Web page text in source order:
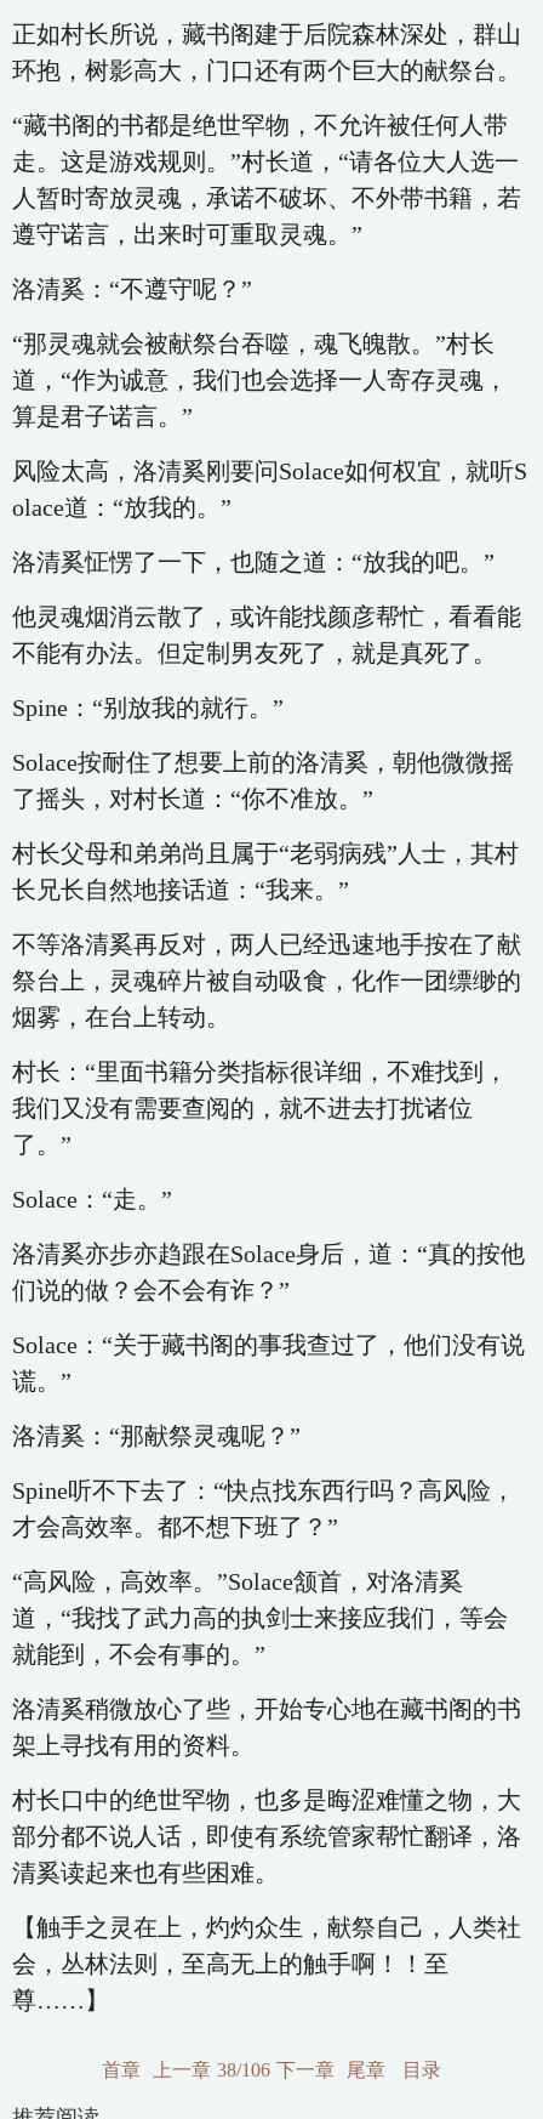
正如村长所说，藏书阁建于后院森林深处，群山
环抱，树影高大，门口还有两个巨大的献祭台。
“藏书阁的书都是绝世罕物，不允许被任何人带
走。这是游戏规则。”村长道，“请各位大人选一
人暂时寄放灵魂，承诺不破坏、不外带书籍，若
遵守诺言，出来时可重取灵魂。”
洛清奚：“不遵守呢？”
“那灵魂就会被献祭台吞噬，魂飞魄散。”村长
道，“作为诚意，我们也会选择一人寄存灵魂，
算是君子诺言。”
风险太高，洛清奚刚要问Solace如何权宜，就听S
olace道：“放我的。”
洛清奚怔愣了一下，也随之道：“放我的吧。”
他灵魂烟消云散了，或许能找颜彦帮忙，看看能
不能有办法。但定制男友死了，就是真死了。
Spine：“别放我的就行。”
Solace按耐住了想要上前的洛清奚，朝他微微摇
了摇头，对村长道：“你不准放。”
村长父母和弟弟尚且属于“老弱病残”人士，其村
长兄长自然地接话道：“我来。”
不等洛清奚再反对，两人已经迅速地手按在了献
祭台上，灵魂碎片被自动吸食，化作一团缥缈的
烟雾，在台上转动。
村长：“里面书籍分类指标很详细，不难找到，
我们又没有需要查阅的，就不进去打扰诸位
了。”
Solace：“走。”
洛清奚亦步亦趋跟在Solace身后，道：“真的按他
们说的做？会不会有诈？”
Solace：“关于藏书阁的事我查过了，他们没有说
谎。”
洛清奚：“那献祭灵魂呢？”
Spine听不下去了：“快点找东西行吗？高风险，
才会高效率。都不想下班了？”
“高风险，高效率。”Solace颔首，对洛清奚
道，“我找了武力高的执剑士来接应我们，等会
就能到，不会有事的。”
洛清奚稍微放心了些，开始专心地在藏书阁的书
架上寻找有用的资料。
村长口中的绝世罕物，也多是晦涩难懂之物，大
部分都不说人话，即使有系统管家帮忙翻译，洛
清奚读起来也有些困难。
【触手之灵在上，灼灼众生，献祭自己，人类社
会，丛林法则，至高无上的触手啊！！至
尊……】
首章 上一章 38/106 下一章 尾章 目录